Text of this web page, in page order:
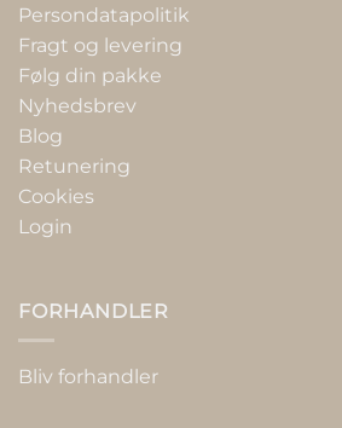
Persondatapolitik
Fragt og levering
Følg din pakke
Nyhedsbrev
Blog
Retunering
Cookies
Login
FORHANDLER
Bliv forhandler